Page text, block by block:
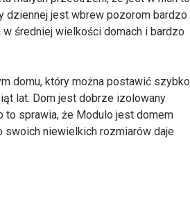
dziennej jest wbrew pozorom bardzo
średniej wielkości domach i bardzo
domu, który można postawić szybko
lat. Dom jest dobrze izolowany
sprawia, że Modulo jest domem
swoich niewielkich rozmiarów daje